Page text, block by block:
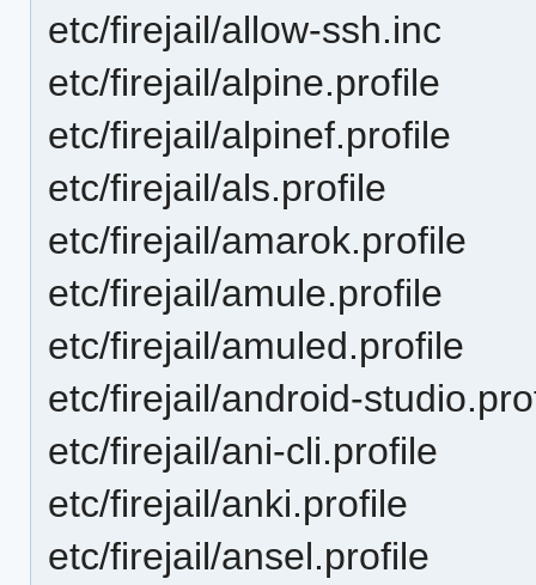
etc/firejail/allow-ssh.inc
etc/firejail/alpine.profile
etc/firejail/alpinef.profile
etc/firejail/als.profile
etc/firejail/amarok.profile
etc/firejail/amule.profile
etc/firejail/amuled.profile
etc/firejail/android-
etc/firejail/ani-cli.profile
etc/firejail/anki.profile
etc/firejail/ansel.profile